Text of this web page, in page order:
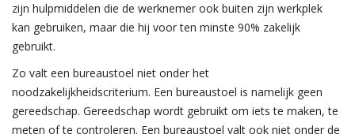
zijn hulpmiddelen die de werknemer ook buiten zijn werkplek
kan gebruiken, maar die hij voor ten minste 90% zakelijk
gebruikt.
Zo valt een bureaustoel niet onder het
noodzakelijkheidscriterium. Een bureaustoel is namelijk geen
gereedschap. Gereedschap wordt gebruikt om iets te maken, te
meten of te controleren. Een bureaustoel valt ook niet onder de